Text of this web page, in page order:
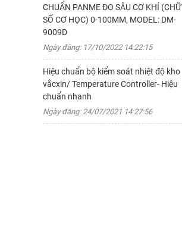
CHUẨN PANME ĐO SÂU CƠ KHÍ (CHỮ
SỐ CƠ HỌC) 0-100MM, MODEL: DM-
9009D
Ngày đăng: 17/10/2022 14:22:15
Hiệu chuẩn bộ kiểm soát nhiệt độ kho
vắcxin/ Temperature Controller- Hiệu
chuẩn nhanh
Ngày đăng: 24/07/2021 14:27:56